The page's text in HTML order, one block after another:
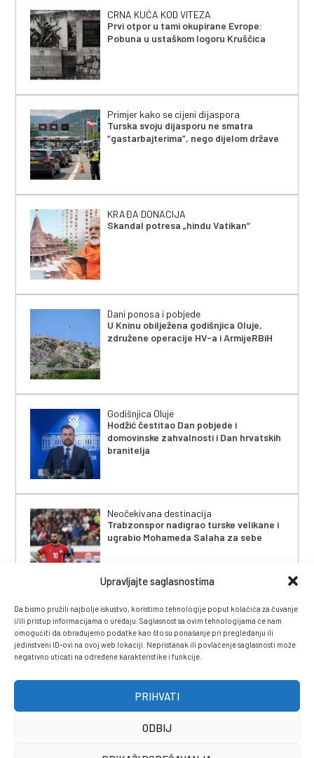
Upravljajte saglasnostima
Da bismo pružili najbolje iskustvo, koristimo tehnologije poput kolačića za čuvanje
i/ili pristup informacijama o uređaju. Saglasnost sa ovim tehnologijama će nam
omogućiti da obrađujemo podatke kao što su ponašanje pri pregledanju ili
jedinstveni ID-ovi na ovoj web lokaciji. Nepristanak ili povlačenje saglasnosti može
negativno uticati na određene karakteristike i funkcije.
PRIHVATI
ODBIJ
CRNA KUĆA KOD VITEZA
Prvi otpor u tami okupirane Evrope:
Pobuna u ustaškom logoru Kruščica
Primjer kako se cijeni dijaspora
Turska svoju dijasporu ne smatra
“gastarbajterima”, nego dijelom države
KRAĐA DONACIJA
Skandal potresa „hindu Vatikan“
Dani ponosa i pobjede
U Kninu obilježena godišnjica Oluje,
združene operacije HV-a i ArmijeRBiH
Godišnjica Oluje
Hodžić čestitao Dan pobjede i
domovinske zahvalnosti i Dan hrvatskih
branitelja
Neočekivana destinacija
Trabzonspor nadigrao turske velikane i
ugrabio Mohameda Salaha za sebe